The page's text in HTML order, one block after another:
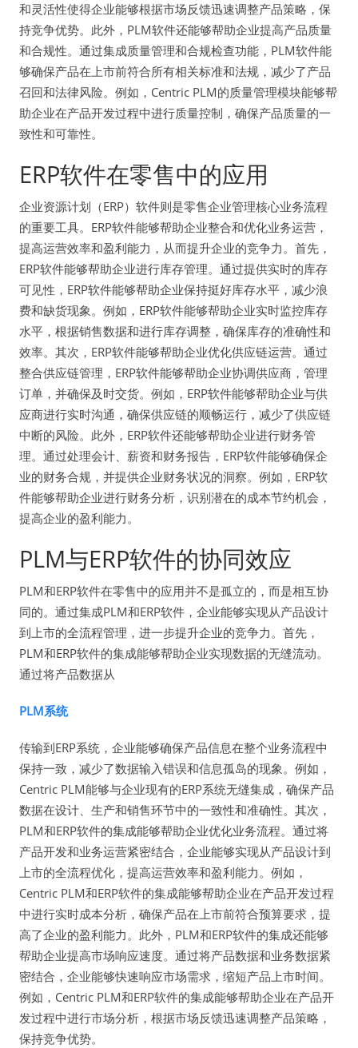
和灵活性使得企业能够根据市场反馈迅速调整产品策略，保
持竞争优势。此外，PLM软件还能够帮助企业提高产品质量
和合规性。通过集成质量管理和合规检查功能，PLM软件能
够确保产品在上市前符合所有相关标准和法规，减少了产品
召回和法律风险。例如，Centric PLM的质量管理模块能够帮
助企业在产品开发过程中进行质量控制，确保产品质量的一
致性和可靠性。
ERP软件在零售中的应用
企业资源计划（ERP）软件则是零售企业管理核心业务流程
的重要工具。ERP软件能够帮助企业整合和优化业务运营，
提高运营效率和盈利能力，从而提升企业的竞争力。首先，
ERP软件能够帮助企业进行库存管理。通过提供实时的库存
可见性，ERP软件能够帮助企业保持挺好库存水平，减少浪
费和缺货现象。例如，ERP软件能够帮助企业实时监控库存
水平，根据销售数据和进行库存调整，确保库存的准确性和
效率。其次，ERP软件能够帮助企业优化供应链运营。通过
整合供应链管理，ERP软件能够帮助企业协调供应商，管理
订单，并确保及时交货。例如，ERP软件能够帮助企业与供
应商进行实时沟通，确保供应链的顺畅运行，减少了供应链
中断的风险。此外，ERP软件还能够帮助企业进行财务管
理。通过处理会计、薪资和财务报告，ERP软件能够确保企
业的财务合规，并提供企业财务状况的洞察。例如，ERP软
件能够帮助企业进行财务分析，识别潜在的成本节约机会，
提高企业的盈利能力。
PLM与ERP软件的协同效应
PLM和ERP软件在零售中的应用并不是孤立的，而是相互协
同的。通过集成PLM和ERP软件，企业能够实现从产品设计
到上市的全流程管理，进一步提升企业的竞争力。首先，
PLM和ERP软件的集成能够帮助企业实现数据的无缝流动。
通过将产品数据从
PLM系统
传输到ERP系统，企业能够确保产品信息在整个业务流程中
保持一致，减少了数据输入错误和信息孤岛的现象。例如，
Centric PLM能够与企业现有的ERP系统无缝集成，确保产品
数据在设计、生产和销售环节中的一致性和准确性。其次，
PLM和ERP软件的集成能够帮助企业优化业务流程。通过将
产品开发和业务运营紧密结合，企业能够实现从产品设计到
上市的全流程优化，提高运营效率和盈利能力。例如，
Centric PLM和ERP软件的集成能够帮助企业在产品开发过程
中进行实时成本分析，确保产品在上市前符合预算要求，提
高了企业的盈利能力。此外，PLM和ERP软件的集成还能够
帮助企业提高市场响应速度。通过将产品数据和业务数据紧
密结合，企业能够快速响应市场需求，缩短产品上市时间。
例如，Centric PLM和ERP软件的集成能够帮助企业在产品开
发过程中进行市场分析，根据市场反馈迅速调整产品策略，
保持竞争优势。